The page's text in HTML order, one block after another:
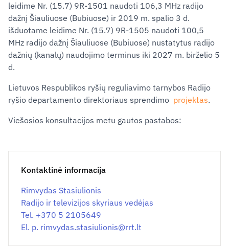
leidime Nr. (15.7) 9R-1501 naudoti 106,3 MHz radijo
dažnį Šiauliuose (Bubiuose) ir 2019 m. spalio 3 d.
išduotame leidime Nr. (15.7) 9R-1505 naudoti 100,5
MHz radijo dažnį Šiauliuose (Bubiuose) nustatytus radijo
dažnių (kanalų) naudojimo terminus iki 2027 m. birželio 5
d.
Lietuvos Respublikos ryšių reguliavimo tarnybos Radijo
ryšio departamento direktoriaus sprendimo projektas.
Viešosios konsultacijos metu gautos pastabos:
Kontaktinė informacija
Rimvydas Stasiulionis
Radijo ir televizijos skyriaus vedėjas
Tel. +370 5 2105649
El. p. rimvydas.stasiulionis@rrt.lt